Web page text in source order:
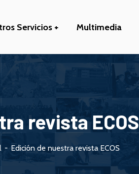
Servicios Multimedia
revista ECOS
Edición de nuestra revista ECOS